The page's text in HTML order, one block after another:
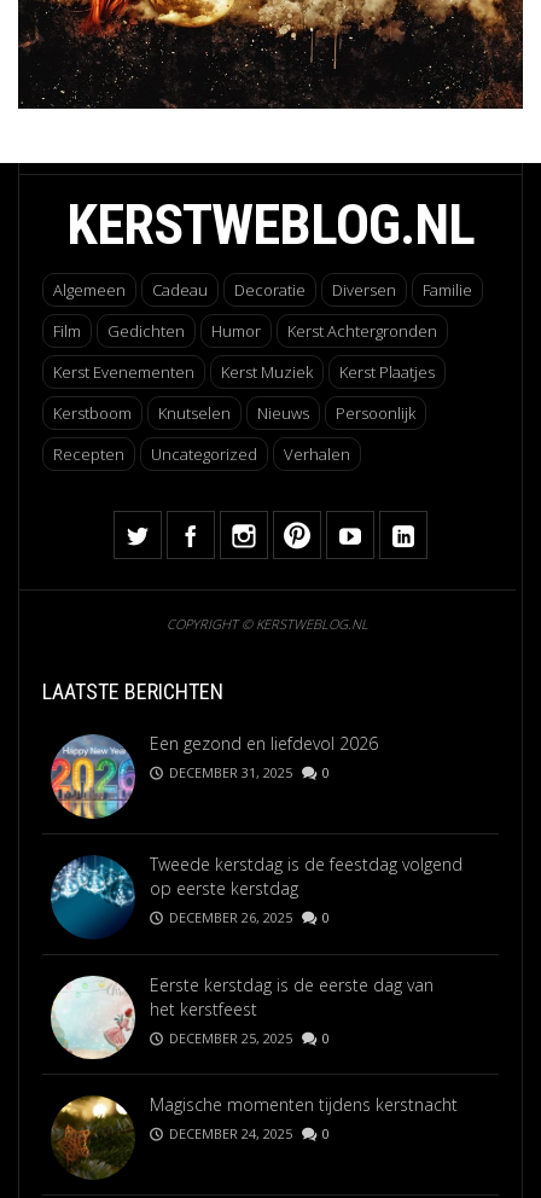
KERSTWEBLOG.NL
Algemeen Cadeau Decoratie Diversen
Familie
Film
Gedichten Humor
Kerst Achtergronden
Kerst Evenementen
Kerst Muziek
Kerst Plaatjes
Kerstboom
Knutselen Nieuws
Persoonlijk
Recepten
Uncategorized Verhalen
COPYRIGHT © KERSTWEBLOG.NL
LAATSTE BERICHTEN
Een gezond en liefdevol 2026
DECEMBER 31, 2025 0
Tweede kerstdag is de feestdag volgend
op eerste kerstdag
DECEMBER 26, 2025 0
Eerste kerstdag is de eerste dag van
het kerstfeest
DECEMBER 25, 2025 0
Magische momenten tijdens kerstnacht
DECEMBER 24, 2025 0